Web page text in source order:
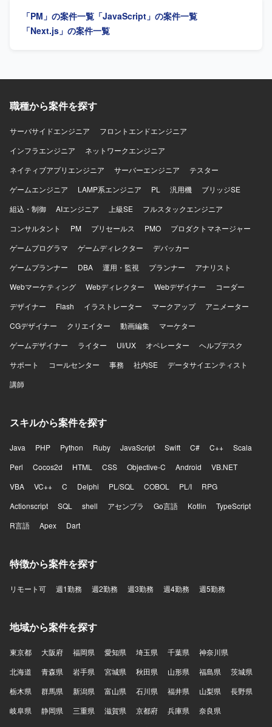
技術なども用いながら、AI関連のAPIやサービスと連携した
機能開発を行っております。
人物像】 チームとのコミュニケーションを大切にできる方
を求めています。長期間参画いただける方、多種多様な課
テムの中核となる領域に上流工程から携わることができ、
ど、新しい技術やアーキテクチャに取り組む機会があるプ
ロジェクトです。 【開発環境】 Javaを用いたWebアプリケ
ーション開発環境で、物流システム領域の業務システム開
発に携わっていただきます。
「PM」の案件一覧 「JavaScript」の案件一覧
「Next.js」の案件一覧
職種から案件を探す
サーバサイドエンジニア
フロントエンドエンジニア
インフラエンジニア
ネットワークエンジニア
ネイティブアプリエンジニア
サーバーエンジニア
テスター
ゲームエンジニア
LAMP系エンジニア PL 汎用機
ブリッジSE
組込・制御
AIエンジニア 上級SE
フルスタックエンジニア
コンサルタント
PM プリセールス PMO
プロダクトマネージャー
ゲームプログラマ
ゲームディレクター
デバッカー
ゲームプランナー
DBA 運用・監視 プランナー
アナリスト
Webマーケティング
Webディレクター Webデザイナー
コーダー
デザイナー
Flash イラストレーター マークアップ
アニメーター
CGデザイナー
クリエイター 動画編集
マーケター
ゲームデザイナー
ライター UI/UX オペレーター
ヘルプデスク
サポート
コールセンター 事務 社内SE
データサイエンティスト
講師
スキルから案件を探す
Java PHP Python Ruby JavaScript Swift C# C++
Scala
Perl
Cocos2d HTML CSS Objective-C Android
VB.NET
VBA
VC++ C Delphi PL/SQL COBOL PL/I
RPG
Actionscript
SQL shell アセンブラ Go言語 Kotlin
TypeScript
R言語
Apex Dart
特徴から案件を探す
リモート可 週1勤務 週2勤務 週3勤務 週4勤務 週5勤務
地域から案件を探す
東京都 大阪府 福岡県 愛知県 埼玉県 千葉県
神奈川県
北海道
青森県 岩手県 宮城県 秋田県 山形県 福島県
茨城県
栃木県
群馬県 新潟県 富山県 石川県 福井県 山梨県
長野県
岐阜県
静岡県 三重県 滋賀県 京都府 兵庫県
奈良県